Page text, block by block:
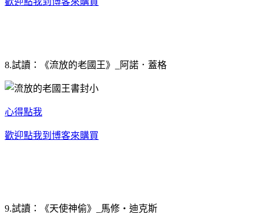
8.試讀：《流放的老國王》_阿諾．蓋格
心得點我
歡迎點我到博客來購買
9.試讀：《天使神偷》_馬修‧迪克斯